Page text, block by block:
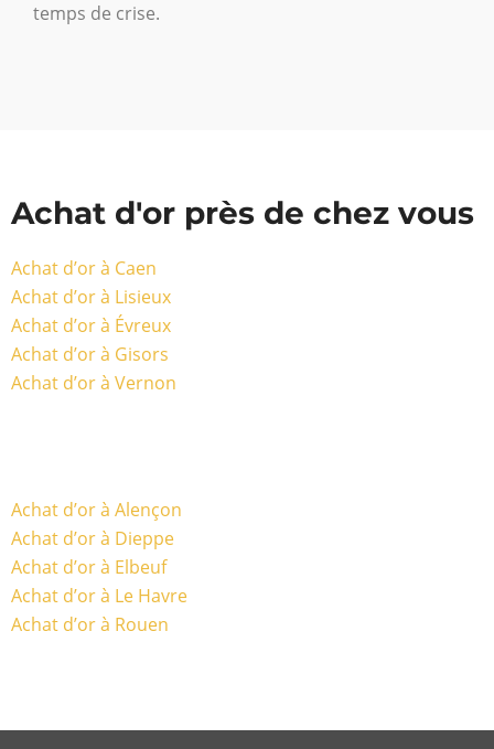
temps de crise.
Achat d'or près de chez vous
Achat d’or à Caen
Achat d’or à Lisieux
Achat d’or à Évreux
Achat d’or à Gisors
Achat d’or à Vernon
Achat d’or à Alençon
Achat d’or à Dieppe
Achat d’or à Elbeuf
Achat d’or à Le Havre
Achat d’or à Rouen